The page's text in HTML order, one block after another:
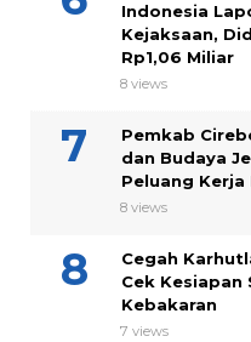
Indonesia
Kejaksaan,
Rp1,06 Miliar
8 views
Pemkab
dan Budaya
Peluang
8 views
Cegah
Cek Kesiapan
Kebakaran
7 views